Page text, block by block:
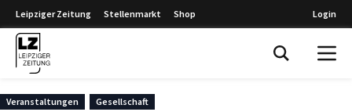
Leipziger Zeitung Stellenmarkt Shop Login
Veranstaltungen Gesellschaft